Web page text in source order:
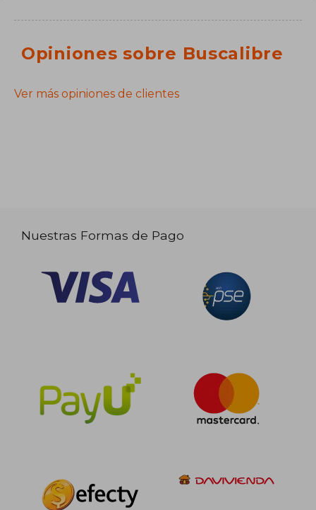
Opiniones sobre Buscalibre
Ver más opiniones de clientes
Nuestras Formas de Pago